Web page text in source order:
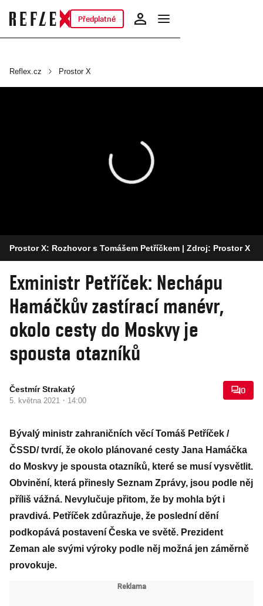
Předplatné
Reflex.cz Prostor X
Prostor X: Rozhovor s Tomášem Petříčkem | Zdroj: Prostor X
Exministr Petříček: Nechápu
Hamáčkův zastírací manévr,
okolo cesty do Moskvy je
spousta otazníků
Čestmír Strakatý
5. května 2021 · 14:00
0
Bývalý ministr zahraničních věcí Tomáš Petříček /
ČSSD/ tvrdí, že okolo plánované cesty Jana Hamáčka
do Moskvy je spousta otazníků, které se musí vysvětlit.
Obvinění, která přinesly Seznam Zprávy, jsou podle něj
příliš vážná. Nevylučuje přitom, že by mohla být i
pravdivá. Petříček zdůrazňuje, že poslední dění
podkopává postavení Česka ve světě. Prezident
Zeman ale svými výroky podle něj možná jen záměrně
provokuje.